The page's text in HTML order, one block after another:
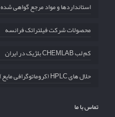
استانداردها و مواد مرجع گواهی شده
محصولات شرکت فیلتراتک فرانسه
کم لب CHEMLAB بلژیک در ایران
حلال های HPLC (کروماتوگرافی مایع)
تماس با ما